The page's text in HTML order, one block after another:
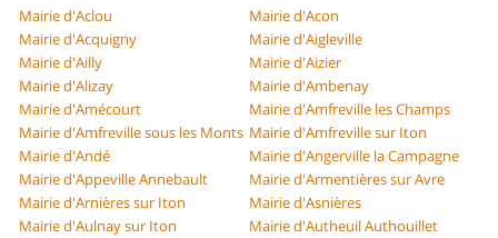
Mairie d'Aclou
Mairie d'Acon
Mairie d'Acquigny
Mairie d'Aigleville
Mairie d'Ailly
Mairie d'Aizier
Mairie d'Alizay
Mairie d'Ambenay
Mairie d'Amécourt
Mairie d'Amfreville les Champs
Mairie d'Amfreville sous les Monts Mairie d'Amfreville sur Iton
Mairie d'Andé
Mairie d'Angerville la Campagne
Mairie d'Appeville Annebault
Mairie d'Armentières sur Avre
Mairie d'Arnières sur Iton
Mairie d'Asnières
Mairie d'Aulnay sur Iton
Mairie d'Autheuil Authouillet